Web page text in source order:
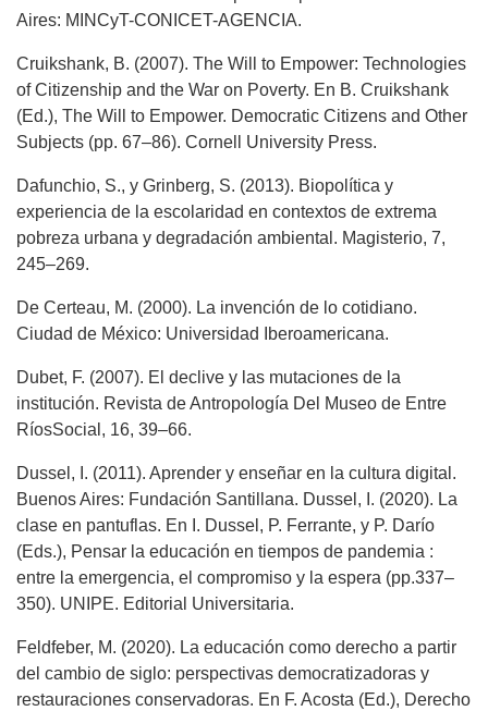
Aires: MINCyT-CONICET-AGENCIA.
Cruikshank, B. (2007). The Will to Empower: Technologies
of Citizenship and the War on Poverty. En B. Cruikshank
(Ed.), The Will to Empower. Democratic Citizens and Other
Subjects (pp. 67–86). Cornell University Press.
Dafunchio, S., y Grinberg, S. (2013). Biopolítica y
experiencia de la escolaridad en contextos de extrema
pobreza urbana y degradación ambiental. Magisterio, 7,
245–269.
De Certeau, M. (2000). La invención de lo cotidiano.
Ciudad de México: Universidad Iberoamericana.
Dubet, F. (2007). El declive y las mutaciones de la
institución. Revista de Antropología Del Museo de Entre
RíosSocial, 16, 39–66.
Dussel, I. (2011). Aprender y enseñar en la cultura digital.
Buenos Aires: Fundación Santillana. Dussel, I. (2020). La
clase en pantuflas. En I. Dussel, P. Ferrante, y P. Darío
(Eds.), Pensar la educación en tiempos de pandemia :
entre la emergencia, el compromiso y la espera (pp.337–
350). UNIPE. Editorial Universitaria.
Feldfeber, M. (2020). La educación como derecho a partir
del cambio de siglo: perspectivas democratizadoras y
restauraciones conservadoras. En F. Acosta (Ed.), Derecho